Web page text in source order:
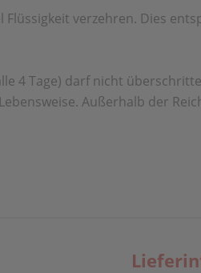
Flüssigkeit verzehren. Dies
4 Tage) darf nicht
Außerhalb der